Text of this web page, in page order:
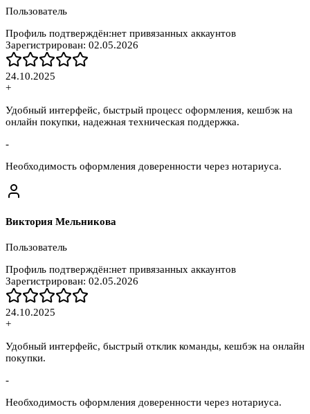
Пользователь
Профиль подтверждён:нет привязанных аккаунтов
Зарегистрирован: 02.05.2026
24.10.2025
+
Удобный интерфейс, быстрый процесс оформления, кешбэк на
онлайн покупки, надежная техническая поддержка.
-
Необходимость оформления доверенности через нотариуса.
Виктория Мельникова
Пользователь
Профиль подтверждён:нет привязанных аккаунтов
Зарегистрирован: 02.05.2026
24.10.2025
+
Удобный интерфейс, быстрый отклик команды, кешбэк на онлайн
покупки.
-
Необходимость оформления доверенности через нотариуса.